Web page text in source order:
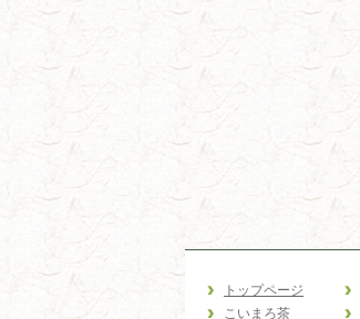
トップページ
こいまろ茶